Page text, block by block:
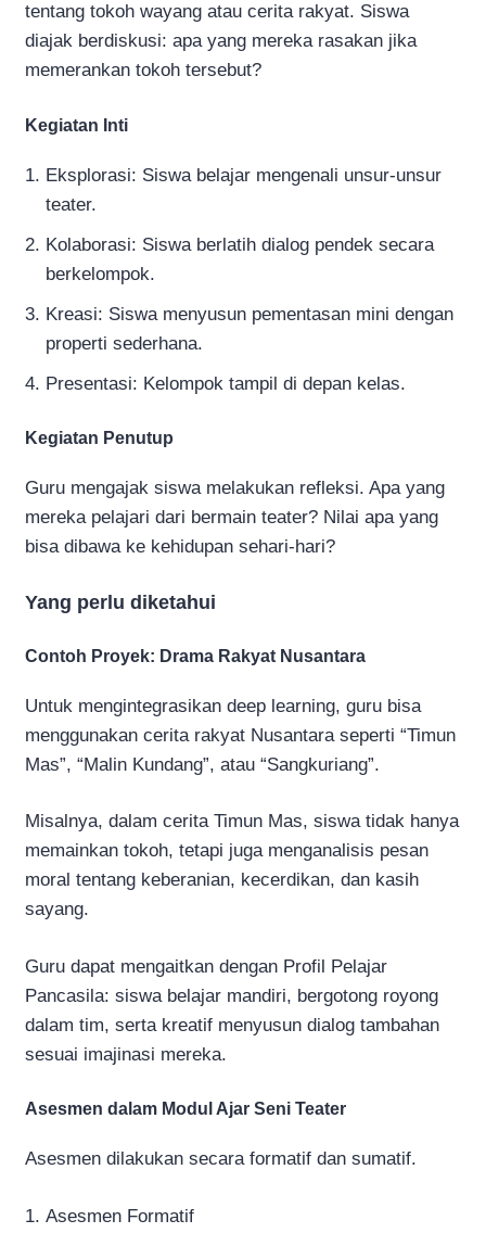
tentang tokoh wayang atau cerita rakyat. Siswa
diajak berdiskusi: apa yang mereka rasakan jika
memerankan tokoh tersebut?
Kegiatan Inti
Eksplorasi: Siswa belajar mengenali unsur-unsur
teater.
Kolaborasi: Siswa berlatih dialog pendek secara
berkelompok.
Kreasi: Siswa menyusun pementasan mini dengan
properti sederhana.
Presentasi: Kelompok tampil di depan kelas.
Kegiatan Penutup
Guru mengajak siswa melakukan refleksi. Apa yang
mereka pelajari dari bermain teater? Nilai apa yang
bisa dibawa ke kehidupan sehari-hari?
Yang perlu diketahui
Contoh Proyek: Drama Rakyat Nusantara
Untuk mengintegrasikan deep learning, guru bisa
menggunakan cerita rakyat Nusantara seperti “Timun
Mas”, “Malin Kundang”, atau “Sangkuriang”.
Misalnya, dalam cerita Timun Mas, siswa tidak hanya
memainkan tokoh, tetapi juga menganalisis pesan
moral tentang keberanian, kecerdikan, dan kasih
sayang.
Guru dapat mengaitkan dengan Profil Pelajar
Pancasila: siswa belajar mandiri, bergotong royong
dalam tim, serta kreatif menyusun dialog tambahan
sesuai imajinasi mereka.
Asesmen dalam Modul Ajar Seni Teater
Asesmen dilakukan secara formatif dan sumatif.
Asesmen Formatif